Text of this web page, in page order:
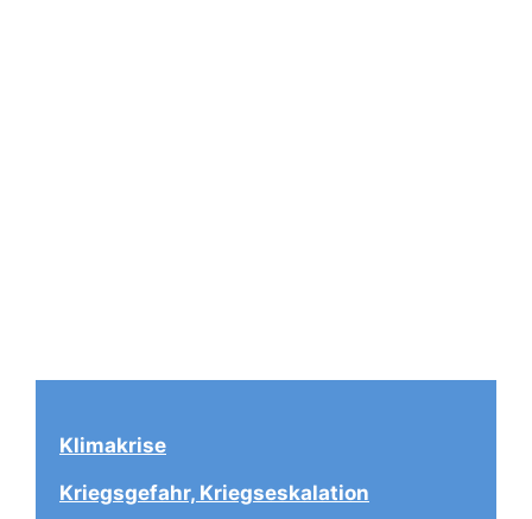
Klimakrise
Kriegsgefahr, Kriegseskalation